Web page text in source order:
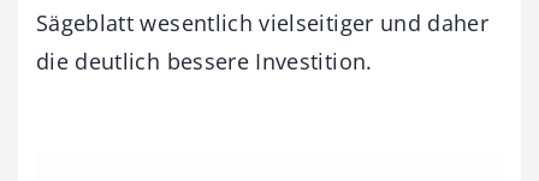
Sägeblatt wesentlich vielseitiger und daher
die deutlich bessere Investition.